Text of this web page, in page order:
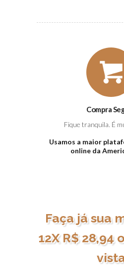
Compra
Fique tranquila. É
Usamos a maior
online da
Faça já sua
12X R$ 28,94